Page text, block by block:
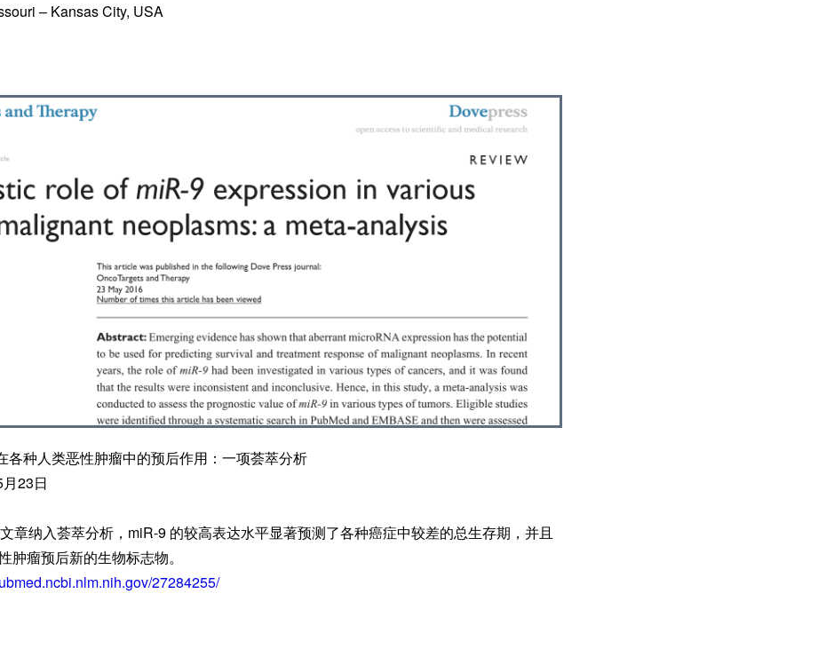
– Kansas City, USA
各种人类恶性肿瘤中的预后作用：一项荟萃分析
23日
章纳入荟萃分析，miR-9 的较高表达水平显著预测了各种癌症中较差的总生存期，并且
肿瘤预后新的生物标志物。
27284255/